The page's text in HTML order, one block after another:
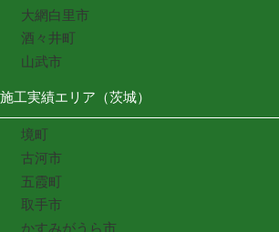
大網白里市
酒々井町
山武市
施工実績エリア（茨城）
境町
古河市
五霞町
取手市
かすみがうら市